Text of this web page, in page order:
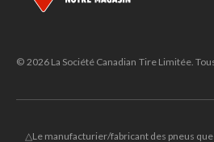
© 2026 La Société Canadian Tire Limitée.
△Le manufacturier/fabricant des pneus que